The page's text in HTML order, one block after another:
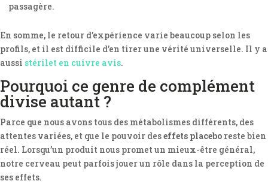
passagère.
En somme, le retour d’expérience varie beaucoup selon les
profils, et il est difficile d’en tirer une vérité universelle. Il y a
aussi stérilet en cuivre avis.
Pourquoi ce genre de complément
divise autant ?
Parce que nous avons tous des métabolismes différents, des
attentes variées, et que le pouvoir deseffets placebo reste bien
réel. Lorsqu’un produit nous promet un mieux-être général,
notre cerveau peut parfois jouer un rôle dans la perception de
ses effets.